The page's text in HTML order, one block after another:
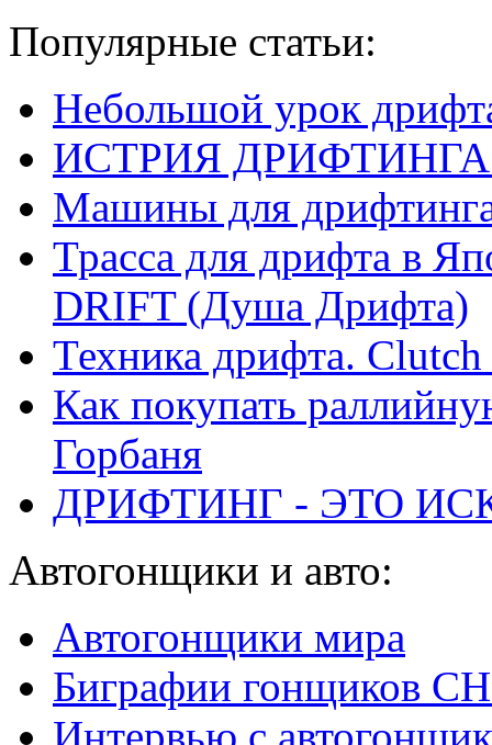
Популярные статьи:
Небольшой урок
ИСТРИЯ
Машины для
Трасса для дрифта в
DRIFT (Душа Дрифта)
Техника дрифта.
Как покупать
Горбаня
ДРИФТИНГ - ЭТО
Автогонщики и авто:
Автогонщики мира
Биграфии гонщиков